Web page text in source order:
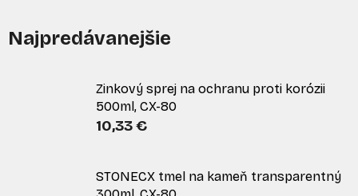
Najpredávanejšie
Zinkový sprej na ochranu proti korózii
500ml, CX-80
10,33 €
STONECX tmel na kameň transparentný